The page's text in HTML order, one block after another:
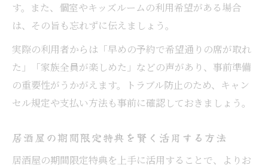
す。また、個室やキッズルームの利用希望がある場合
は、その旨も忘れずに伝えましょう。
実際の利用者からは「早めの予約で希望通りの席が取れ
た」「家族全員が楽しめた」などの声があり、事前準備
の重要性がうかがえます。トラブル防止のため、キャン
セル規定や支払い方法も事前に確認しておきましょう。
居酒屋の期間限定特典を賢く活用する方法
居酒屋の期間限定特典を上手に活用することで、よりお